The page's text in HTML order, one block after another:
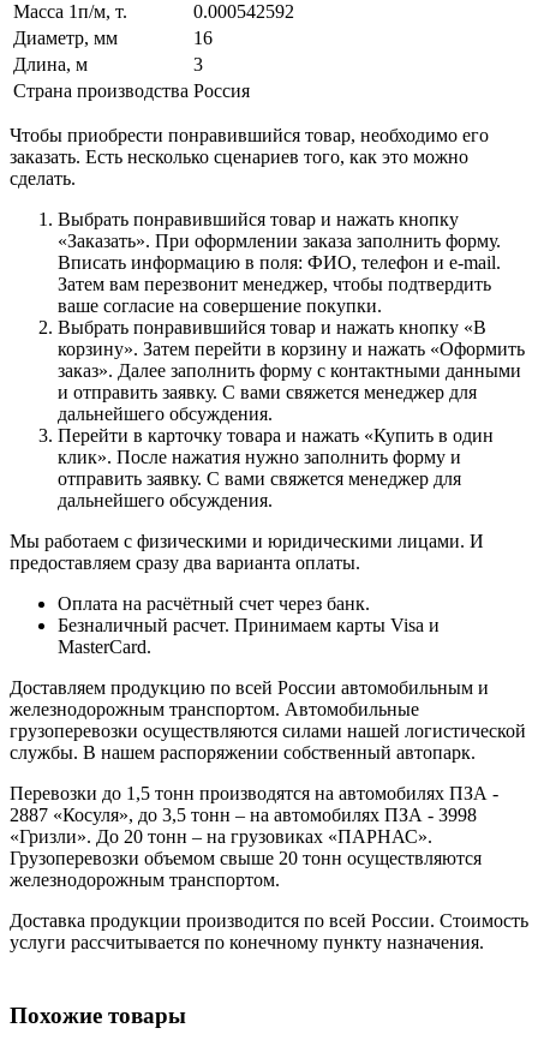
Масса 1п/м, т.
0.000542592
Диаметр, мм
16
Длина, м
3
Страна производства Россия
Чтобы приобрести понравившийся товар, необходимо его
заказать. Есть несколько сценариев того, как это можно
сделать.
Выбрать понравившийся товар и нажать кнопку
«Заказать». При оформлении заказа заполнить форму.
Вписать информацию в поля: ФИО, телефон и e-mail.
Затем вам перезвонит менеджер, чтобы подтвердить
ваше согласие на совершение покупки.
Выбрать понравившийся товар и нажать кнопку «В
корзину». Затем перейти в корзину и нажать «Оформить
заказ». Далее заполнить форму с контактными данными
и отправить заявку. С вами свяжется менеджер для
дальнейшего обсуждения.
Перейти в карточку товара и нажать «Купить в один
клик». После нажатия нужно заполнить форму и
отправить заявку. С вами свяжется менеджер для
дальнейшего обсуждения.
Мы работаем с физическими и юридическими лицами. И
предоставляем сразу два варианта оплаты.
Оплата на расчётный счет через банк.
Безналичный расчет. Принимаем карты Visa и
MasterCard.
Доставляем продукцию по всей России автомобильным и
железнодорожным транспортом. Автомобильные
грузоперевозки осуществляются силами нашей логистической
службы. В нашем распоряжении собственный автопарк.
Перевозки до 1,5 тонн производятся на автомобилях ПЗА -
2887 «Косуля», до 3,5 тонн – на автомобилях ПЗА - 3998
«Гризли». До 20 тонн – на грузовиках «ПАРНАС».
Грузоперевозки объемом свыше 20 тонн осуществляются
железнодорожным транспортом.
Доставка продукции производится по всей России. Стоимость
услуги рассчитывается по конечному пункту назначения.
Похожие товары